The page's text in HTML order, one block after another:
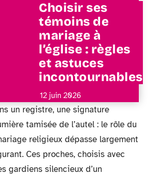
Choisir ses
témoins de
mariage à
l’église : règles
et astuces
incontournables
12 juin 2026
un registre, une signature
tamisée de l’autel : le rôle du
religieux dépasse largement
Ces proches, choisis avec
gardiens silencieux d’un